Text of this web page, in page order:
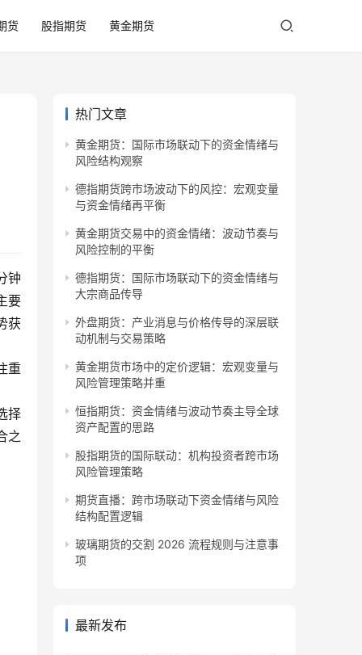
货 股指期货 黄金期货
钟
要
获
重
择
之
热门文章
黄金期货：国际市场联动下的资金情绪与
风险结构观察
德指期货跨市场波动下的风控：宏观变量
与资金情绪再平衡
黄金期货交易中的资金情绪：波动节奏与
风险控制的平衡
德指期货：国际市场联动下的资金情绪与
大宗商品传导
外盘期货：产业消息与价格传导的深层联
动机制与交易策略
黄金期货市场中的定价逻辑：宏观变量与
风险管理策略并重
恒指期货：资金情绪与波动节奏主导全球
资产配置的思路
股指期货的国际联动：机构投资者跨市场
风险管理策略
期货直播：跨市场联动下资金情绪与风险
结构配置逻辑
玻璃期货的交割 2026 流程规则与注意事
项
最新发布